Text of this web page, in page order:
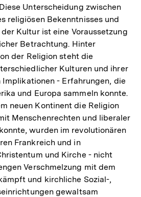
Unterscheidung zwischen
religiösen Bekenntnisses und
Kultur ist eine Voraussetzung
Betrachtung. Hinter
der Religion steht die
Kulturen und ihrer
- Erfahrungen, die
und Europa sammeln konnte.
neuen Kontinent die Religion
Menschenrechten und liberaler
wurden im revolutionären
Frankreich und in
und Kirche - nicht
Verschmelzung mit dem
und kirchliche Sozial-,
gewaltsam